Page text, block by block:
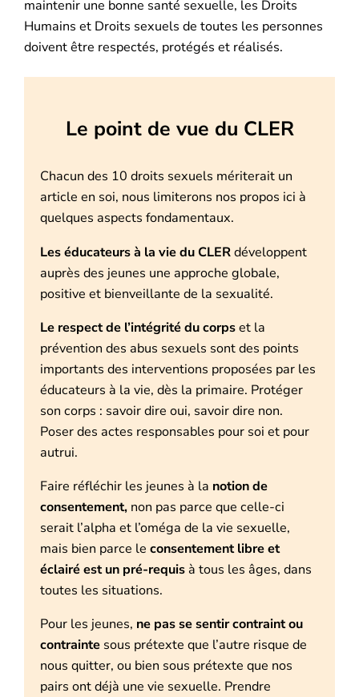
maintenir une bonne santé sexuelle, les Droits
Humains et Droits sexuels de toutes les personnes
doivent être respectés, protégés et réalisés.
Le point de vue du CLER
Chacun des 10 droits sexuels mériterait un
article en soi, nous limiterons nos propos ici à
quelques aspects fondamentaux.
Les éducateurs à la vie du CLERdéveloppent
auprès des jeunes une approche globale,
positive et bienveillante de la sexualité.
Le respect de l’intégrité du corpset la
prévention des abus sexuels sont des points
importants des interventions proposées par les
éducateurs à la vie, dès la primaire. Protéger
son corps : savoir dire oui, savoir dire non.
Poser des actes responsables pour soi et pour
autrui.
Faire réfléchir les jeunes à la notion de
consentement, non pas parce que celle-ci
serait l’alpha et l’oméga de la vie sexuelle,
mais bien parce leconsentement libre et
éclairé est un pré-requis à tous les âges, dans
toutes les situations.
Pour les jeunes, ne pas se sentir contraint ou
contrainte sous prétexte que l’autre risque de
nous quitter, ou bien sous prétexte que nos
pairs ont déjà une vie sexuelle. Prendre